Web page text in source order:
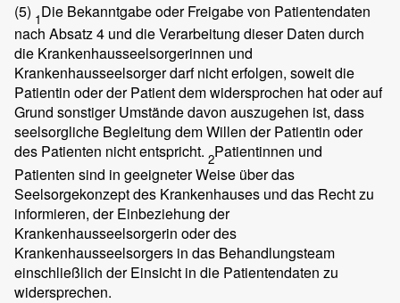
(5) 1Die Bekanntgabe oder Freigabe von Patientendaten
nach Absatz 4 und die Verarbeitung dieser Daten durch
die Krankenhausseelsorgerinnen und
Krankenhausseelsorger darf nicht erfolgen, soweit die
Patientin oder der Patient dem widersprochen hat oder auf
Grund sonstiger Umstände davon auszugehen ist, dass
seelsorgliche Begleitung dem Willen der Patientin oder
des Patienten nicht entspricht. 2Patientinnen und
Patienten sind in geeigneter Weise über das
Seelsorgekonzept des Krankenhauses und das Recht zu
informieren, der Einbeziehung der
Krankenhausseelsorgerin oder des
Krankenhausseelsorgers in das Behandlungsteam
einschließlich der Einsicht in die Patientendaten zu
widersprechen.